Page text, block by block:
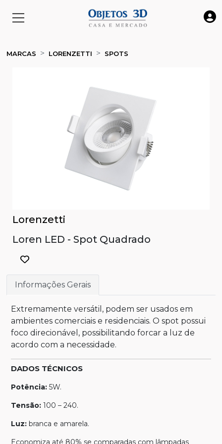
MARCAS LORENZETTI SPOTS
Lorenzetti
Loren LED - Spot Quadrado
Informações Gerais
Extremamente versátil, podem ser usados em
ambientes comerciais e residenciais. O spot possui
foco direcionável, possibilitando forcar a luz de
acordo com a necessidade.
DADOS TÉCNICOS
Potência:5W.
Tensão:100 – 240.
Luz:branca e amarela.
Economiza até 80% se comparadas com lâmpadas